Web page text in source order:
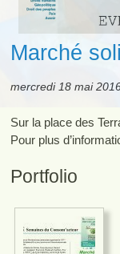
Marché
mercredi 18 mai
Sur la place des
Pour plus
Portfolio